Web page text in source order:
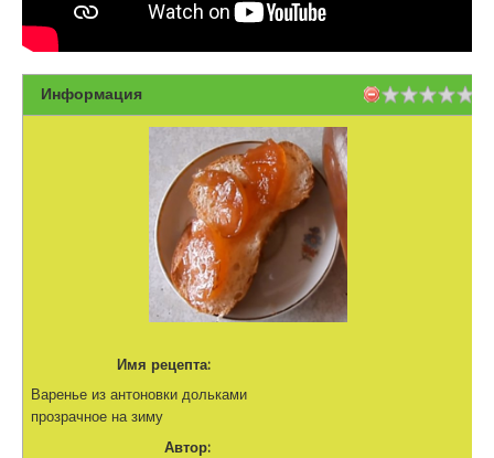
Информация
Имя рецепта:
Варенье из антоновки дольками
прозрачное на зиму
Автор: